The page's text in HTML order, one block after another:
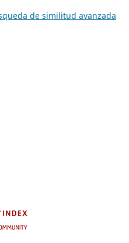
de similitud avanzada